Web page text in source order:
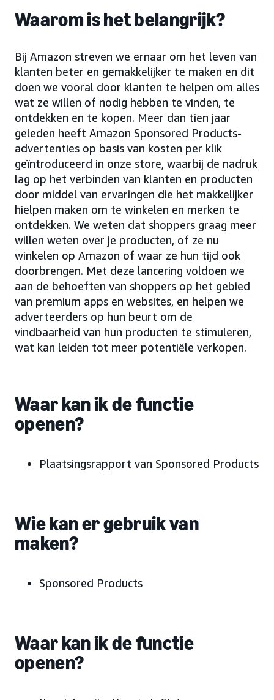
Waarom is het belangrijk?
Bij Amazon streven we ernaar om het leven van
klanten beter en gemakkelijker te maken en dit
doen we vooral door klanten te helpen om alles
wat ze willen of nodig hebben te vinden, te
ontdekken en te kopen. Meer dan tien jaar
geleden heeft Amazon Sponsored Products-
advertenties op basis van kosten per klik
geïntroduceerd in onze store, waarbij de nadruk
lag op het verbinden van klanten en producten
door middel van ervaringen die het makkelijker
hielpen maken om te winkelen en merken te
ontdekken. We weten dat shoppers graag meer
willen weten over je producten, of ze nu
winkelen op Amazon of waar ze hun tijd ook
doorbrengen. Met deze lancering voldoen we
aan de behoeften van shoppers op het gebied
van premium apps en websites, en helpen we
adverteerders op hun beurt om de
vindbaarheid van hun producten te stimuleren,
wat kan leiden tot meer potentiële verkopen.
Waar kan ik de functie
openen?
Plaatsingsrapport van Sponsored Products
Wie kan er gebruik van
maken?
Sponsored Products
Waar kan ik de functie
openen?